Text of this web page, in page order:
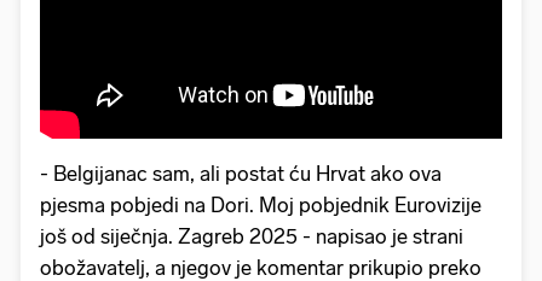
- Belgijanac sam, ali postat ću Hrvat ako ova
pjesma pobjedi na Dori. Moj pobjednik Eurovizije
još od siječnja. Zagreb 2025 - napisao je strani
obožavatelj, a njegov je komentar prikupio preko